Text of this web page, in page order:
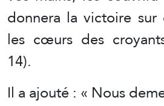
donnera la victoire sur
les cœurs des
14).
Il a ajouté : « Nous